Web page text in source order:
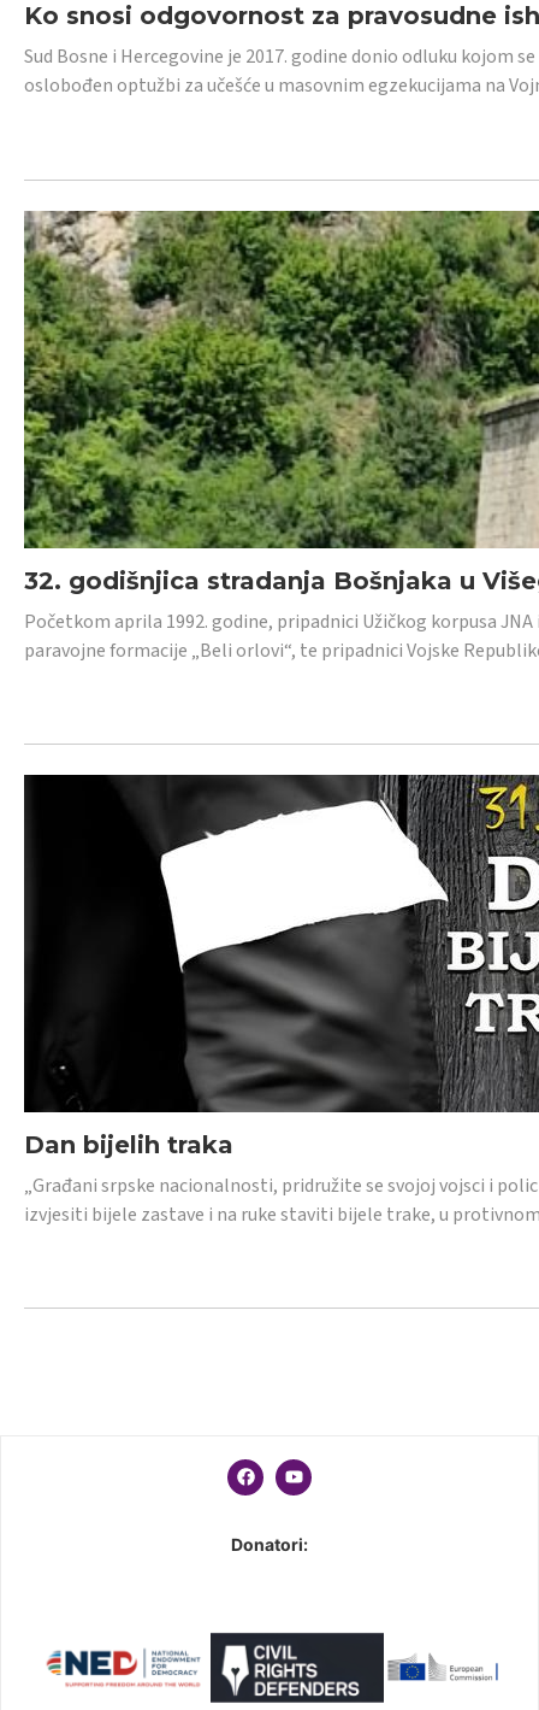
Ko snosi odgovornost za pravosudne
Sud Bosne i Hercegovine je 2017. godine donio odluku kojom
oslobođen optužbi za učešće u masovnim egzekucijama na
32. godišnjica stradanja Bošnjaka u
Početkom aprila 1992. godine, pripadnici Užičkog korpusa
paravojne formacije „Beli orlovi“, te pripadnici Vojske
Dan bijelih traka
„Građani srpske nacionalnosti, pridružite se svojoj vojsci i
izvjesiti bijele zastave i na ruke staviti bijele trake, u
Donatori: